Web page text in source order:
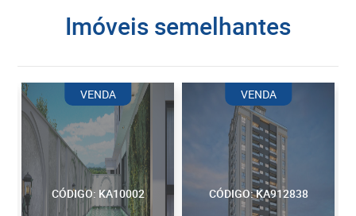
imóveis semelhantes
CÓDIGO: KA10002
VENDA
CÓDIGO: KA912838
VENDA